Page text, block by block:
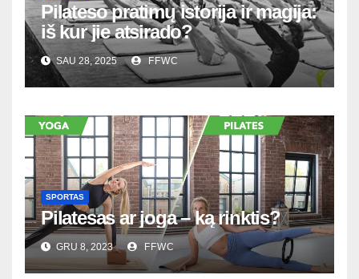
Pilateso pratimų istorija ir magija:
iš kur jie atsirado?
SAU 28, 2025 FFWC
SPORTAS
Pilatesas ar joga – ką rinktis?
GRU 8, 2023 FFWC